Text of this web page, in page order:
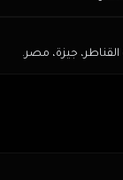
جيزة، مصر.